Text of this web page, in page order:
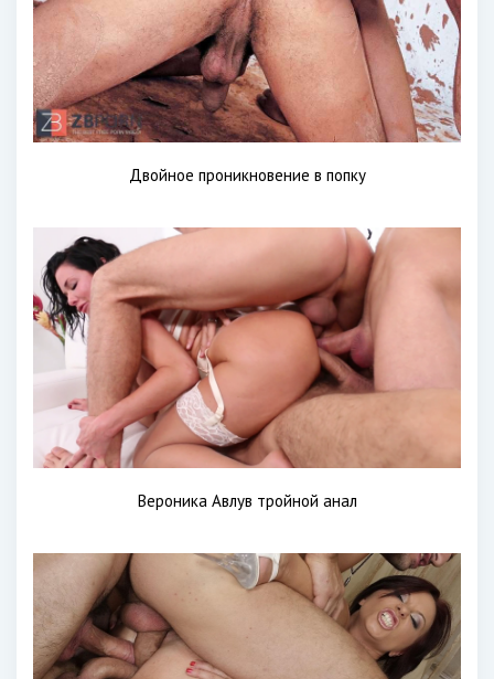
Двойное проникновение в попку
Вероника Авлув тройной анал